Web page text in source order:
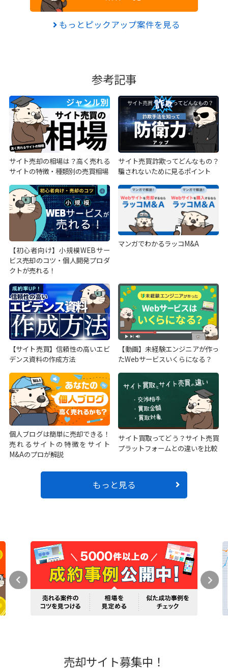
もっとピックアップ案件を見る
参考記事
サイト売却の相場は？高く売れる
サイトの特徴・種類別の売買相場
サイト売買詐欺ってどんなもの？
騙されないために見るポイント
【初心者向け】小規模WEBサー
ビス売却のコツ・個人開発プロダ
クトが売れる！
マンガでわかるラッコM&A
【サイト売買】信頼性の高いエビ
デンス資料の作成方法
【動画】未経験エンジニアが作っ
たWebサービスいくらになる？
個人ブログは簡単に売却できる！
売れるサイトの特徴をサイト
M&Aのプロが解説
サイト買取ってどう？サイト売買
プラットフォームとの違いを比較
もっと見る
売却サイト募集中！